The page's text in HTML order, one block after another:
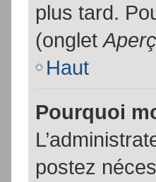
plus tard.
(onglet
Haut
Pourquoi
postez